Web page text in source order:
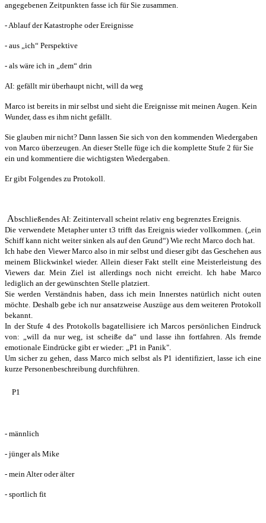
angegebenen Zeitpunkten fasse ich für Sie zusammen.
- Ablauf der Katastrophe oder Ereignisse
- aus „ich“ Perspektive
- als wäre ich in „dem“ drin
AI: gefällt mir überhaupt nicht, will da weg
Marco ist bereits in mir selbst und sieht die Ereignisse mit meinen Augen. Kein
Wunder, dass es ihm nicht gefällt.
Sie glauben mir nicht? Dann lassen Sie sich von den kommenden Wiedergaben
von Marco überzeugen. An dieser Stelle füge ich die komplette Stufe 2 für Sie
ein und kommentiere die wichtigsten Wiedergaben.
Er gibt Folgendes zu Protokoll.
Abschließendes AI: Zeitintervall scheint relativ eng begrenztes Ereignis.
Die verwendete Metapher unter t3 trifft das Ereignis wieder vollkommen. („ein
Schiff kann nicht weiter sinken als auf den Grund“) Wie recht Marco doch hat.
Ich habe den Viewer Marco also in mir selbst und dieser gibt das Geschehen aus
meinem Blickwinkel wieder. Allein dieser Fakt stellt eine Meisterleistung des
Viewers dar. Mein Ziel ist allerdings noch nicht erreicht. Ich habe Marco
lediglich an der gewünschten Stelle platziert.
Sie werden Verständnis haben, dass ich mein Innerstes natürlich nicht outen
möchte. Deshalb gebe ich nur ansatzweise Auszüge aus dem weiteren Protokoll
bekannt.
In der Stufe 4 des Protokolls bagatellisiere ich Marcos persönlichen Eindruck
von: „will da nur weg, ist scheiße da“ und lasse ihn fortfahren. Als fremde
emotionale Eindrücke gibt er wieder: „P1 in Panik".
Um sicher zu gehen, dass Marco mich selbst als P1 identifiziert, lasse ich eine
kurze Personenbeschreibung durchführen.
P1
- männlich
- jünger als Mike
- mein Alter oder älter
- sportlich fit